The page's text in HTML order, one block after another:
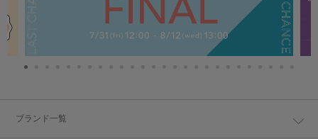
ブランド一覧